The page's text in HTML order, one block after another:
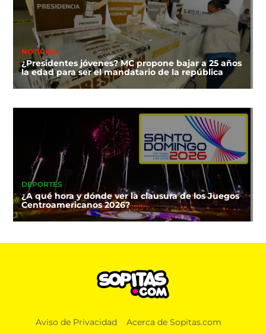
NOTICIAS
¿Presidentes jóvenes? MC propone bajar a 25 años
la edad para ser el mandatario de la república
DEPORTES
¿A qué hora y dónde ver la clausura de los Juegos
Centroamericanos 2026?
Aviso de Privacidad Acerca de Sopitas.com